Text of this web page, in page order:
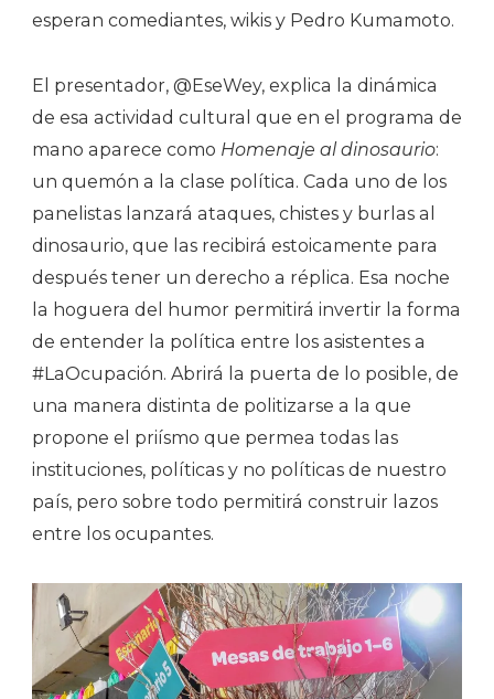
esperan comediantes, wikis y Pedro Kumamoto.
El presentador, @EseWey, explica la dinámica
de esa actividad cultural que en el programa de
mano aparece como Homenaje al dinosaurio:
un quemón a la clase política. Cada uno de los
panelistas lanzará ataques, chistes y burlas al
dinosaurio, que las recibirá estoicamente para
después tener un derecho a réplica. Esa noche
la hoguera del humor permitirá invertir la forma
de entender la política entre los asistentes a
#LaOcupación. Abrirá la puerta de lo posible, de
una manera distinta de politizarse a la que
propone el priísmo que permea todas las
instituciones, políticas y no políticas de nuestro
país, pero sobre todo permitirá construir lazos
entre los ocupantes.